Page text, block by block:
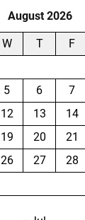
August 2026
W T F
5 6 7
12 13 14
19 20 21
26 27 28